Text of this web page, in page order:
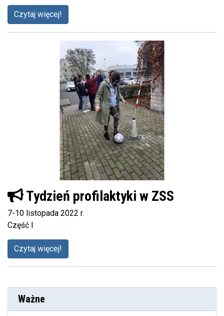
Czytaj więcej!
Tydzień profilaktyki w ZSS
7-10 listopada 2022 r.
Część I
Czytaj więcej!
Ważne